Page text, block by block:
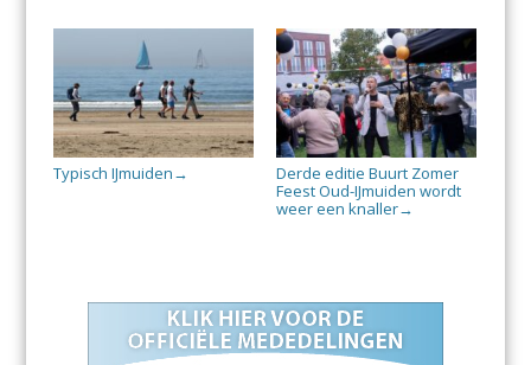
Typisch IJmuiden →
Derde editie Buurt Zomer
Feest Oud-IJmuiden wordt
weer een knaller→